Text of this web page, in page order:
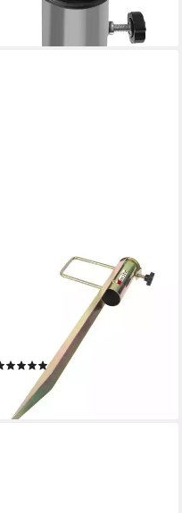
lieferbar - in 2-3 Werktagen bei dir
Schirmhalter Erdspieß
Rasendorn Bodenhülse Ø 35
mm H 45 cm Metall verzinkt
(1)
lieferbar - in 2-3 Werktagen bei dir